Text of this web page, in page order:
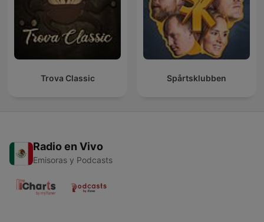
Trova Classic Spårtsklubben
Radio en Vivo
Emisoras y Podcasts